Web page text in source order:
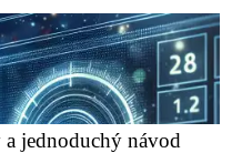
jednoduchý návod